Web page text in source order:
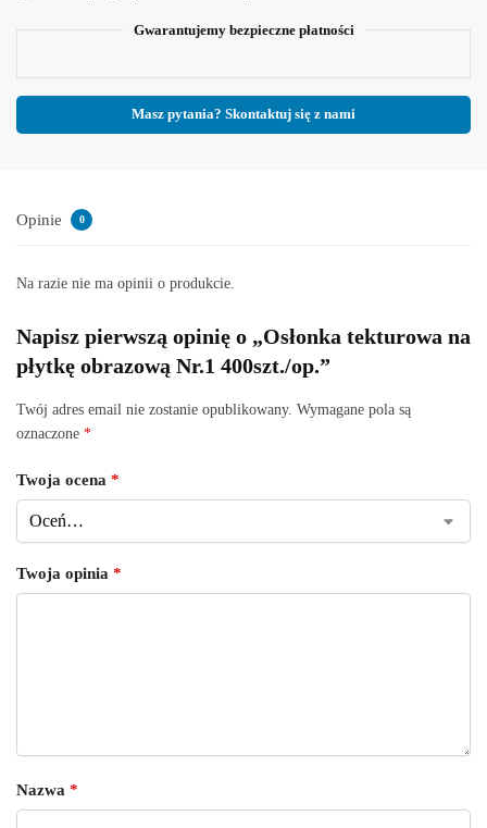
Gwarantujemy bezpieczne płatności
Masz pytania? Skontaktuj się z nami
Opinie 0
Na razie nie ma opinii o produkcie.
Napisz pierwszą opinię o „Osłonka tekturowa na
płytkę obrazową Nr.1 400szt./op.”
Twój adres email nie zostanie opublikowany. Wymagane pola są
oznaczone *
Twoja ocena *
Twoja opinia *
Nazwa *